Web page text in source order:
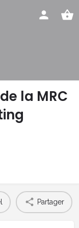
la MRC
Partager